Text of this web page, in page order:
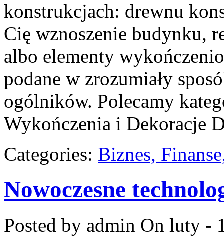
konstrukcjach: drewnu
Cię wznoszenie budynku,
albo elementy
podane w zrozumiały
ogólników. Polecamy
Wykończenia i Dekoracje
Categories: Biznes,
Nowoczesne
Posted by admin On luty -